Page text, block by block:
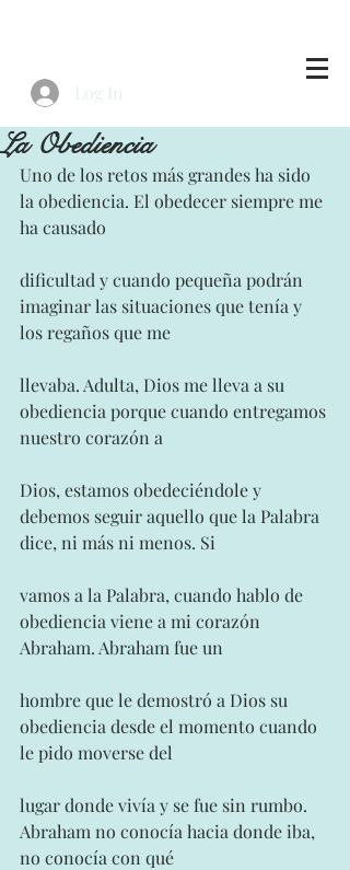
Log In
La Obediencia
Uno de los retos más grandes ha sido
la obediencia. El obedecer siempre me
ha causado
dificultad y cuando pequeña podrán
imaginar las situaciones que tenía y
los regaños que me
llevaba. Adulta, Dios me lleva a su
obediencia porque cuando entregamos
nuestro corazón a
Dios, estamos obedeciéndole y
debemos seguir aquello que la Palabra
dice, ni más ni menos. Si
vamos a la Palabra, cuando hablo de
obediencia viene a mi corazón
Abraham. Abraham fue un
hombre que le demostró a Dios su
obediencia desde el momento cuando
le pido moverse del
lugar donde vivía y se fue sin rumbo.
Abraham no conocía hacia donde iba,
no conocía con qué